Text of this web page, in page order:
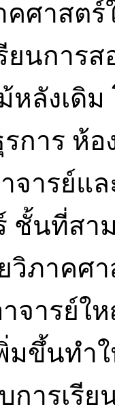
ศาสต
ยนการ
หลังเดิ
การ ห้
จารย์แ
ชั้นที่สา
วิภาคศ
จารย์ใ
มขึ้นทำ
การเรี